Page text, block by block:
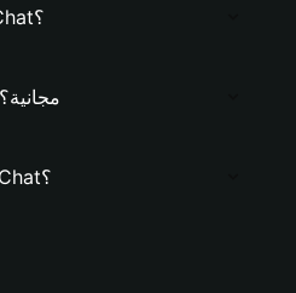
هل سيرتفع سعر ClawChat؟
هل محفظة ClawChat مجانية؟
ما هي قيمة عملة ClawChat؟